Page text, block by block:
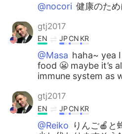
@nocori 健康のた
gtj2017
EN JPCN KR
@Masa haha~ yea
food 😬 maybe it’s
immune system as
gtj2017
EN JPCN KR
@Reiko
りんご🍎と